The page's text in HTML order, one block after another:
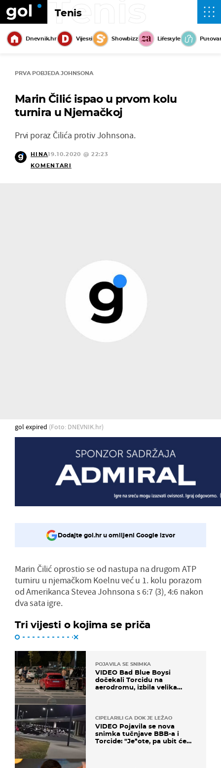
Tenis
Tenis
Dnevnik.hr Vijesti Showbizz Lifestyle
PRVA POBJEDA JOHNSONA
Marin Čilić ispao u prvom kolu
turnira u Njemačkoj
Prvi poraz Čilića protiv Johnsona.
HINA19.10.2020 @ 22:23
KOMENTARI
gol expired (Foto: DNEVNIK.hr)
Dodajte gol.hr u omiljeni Google izvor
Marin Čilić oprostio se od nastupa na drugom ATP
turniru u njemačkom Koelnu već u 1. kolu porazom
od Amerikanca Stevea Johnsona s 6:7 (3), 4:6 nakon
dva sata igre.
Tri vijesti o kojima se priča
POJAVILA SE SNIMKA
VIDEO Bad Blue Boysi
dočekali Torcidu na
aerodromu, izbila velika
CIPELARILI GA DOK JE LEŽAO
VIDEO Pojavila se nova
snimka tučnjave BBB-a i
Torcide: "Je*ote, pa ubit će